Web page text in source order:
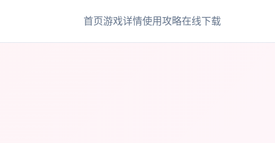
首页游戏详情使用攻略在线下载